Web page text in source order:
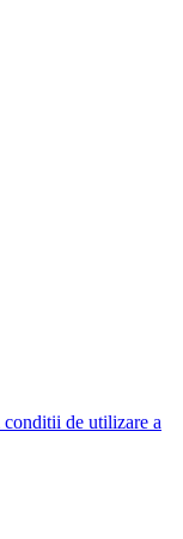
conditii de utilizare a